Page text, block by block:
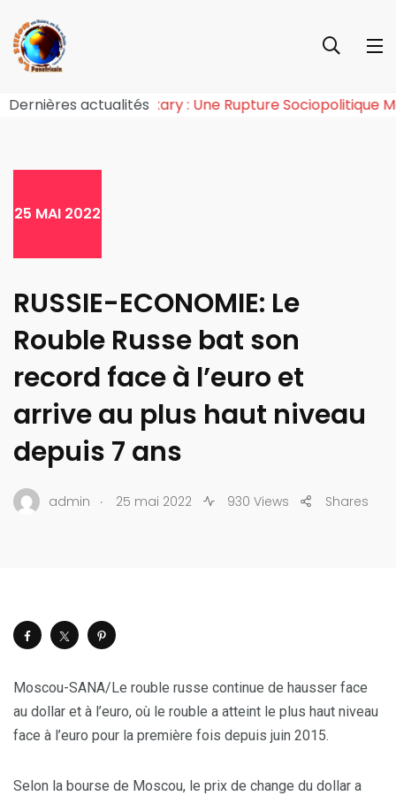
Dernières actualités
de l’Effet Tchiroma Bakary : Une Rupture
25 MAI 2022
RUSSIE-ECONOMIE: Le
Rouble Russe bat son
record face à l’euro et
arrive au plus haut niveau
depuis 7 ans
admin . 25 mai 2022 930 Views Shares
Moscou-SANA/Le rouble russe continue de hausser face
au dollar et à l’euro, où le rouble a atteint le plus haut niveau
face à l’euro pour la première fois depuis juin 2015.
Selon la bourse de Moscou, le prix de change du dollar a